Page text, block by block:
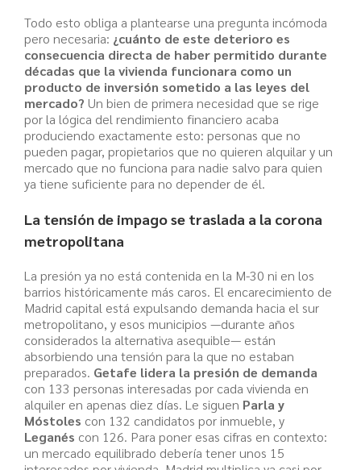
Todo esto obliga a plantearse una pregunta incómoda
pero necesaria: ¿cuánto de este deterioro es
consecuencia directa de haber permitido durante
décadas que la vivienda funcionara como un
producto de inversión sometido a las leyes del
mercado? Un bien de primera necesidad que se rige
por la lógica del rendimiento financiero acaba
produciendo exactamente esto: personas que no
pueden pagar, propietarios que no quieren alquilar y un
mercado que no funciona para nadie salvo para quien
ya tiene suficiente para no depender de él.
La tensión de impago se traslada a la corona
metropolitana
La presión ya no está contenida en la M-30 ni en los
barrios históricamente más caros. El encarecimiento de
Madrid capital está expulsando demanda hacia el sur
metropolitano, y esos municipios —durante años
considerados la alternativa asequible— están
absorbiendo una tensión para la que no estaban
preparados. Getafe lidera la presión de demanda
con 133 personas interesadas por cada vivienda en
alquiler en apenas diez días. Le siguen Parla y
Móstoles con 132 candidatos por inmueble, y
Leganés con 126. Para poner esas cifras en contexto:
un mercado equilibrado debería tener unos 15